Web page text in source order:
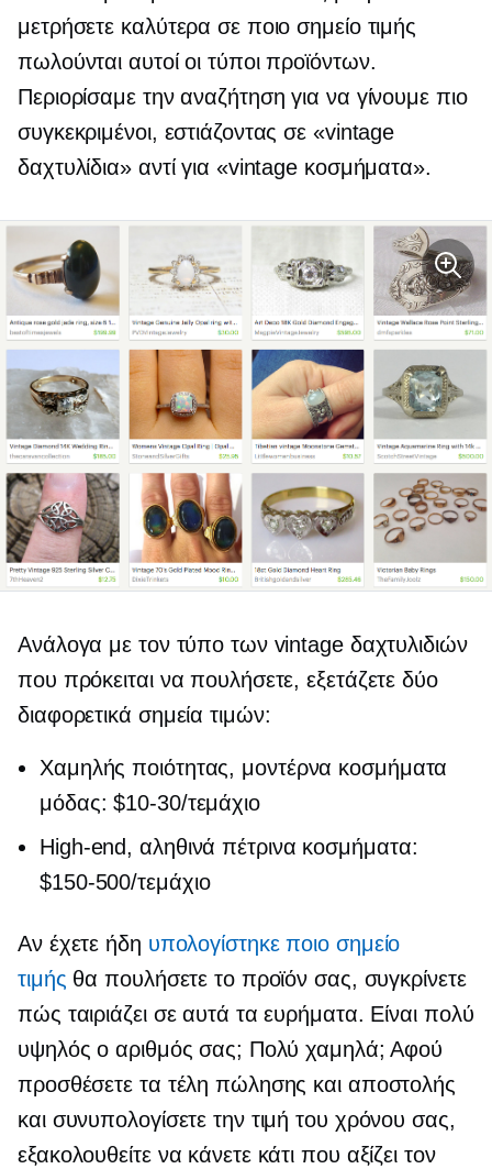
μετρήσετε καλύτερα σε ποιο σημείο τιμής
πωλούνται αυτοί οι τύποι προϊόντων.
Περιορίσαμε την αναζήτηση για να γίνουμε πιο
συγκεκριμένοι, εστιάζοντας σε «vintage
δαχτυλίδια» αντί για «vintage κοσμήματα».
Ανάλογα με τον τύπο των vintage δαχτυλιδιών
που πρόκειται να πουλήσετε, εξετάζετε δύο
διαφορετικά σημεία τιμών:
Χαμηλής ποιότητας, μοντέρνα κοσμήματα
μόδας:$10-30/τεμάχιο
High-end, αληθινά πέτρινα κοσμήματα:
$150-500/τεμάχιο
Αν έχετε ήδη υπολογίστηκε ποιο σημείο
τιμής θα πουλήσετε το προϊόν σας, συγκρίνετε
πώς ταιριάζει σε αυτά τα ευρήματα. Είναι πολύ
υψηλός ο αριθμός σας; Πολύ χαμηλά; Αφού
προσθέσετε τα τέλη πώλησης και αποστολής
και συνυπολογίσετε την τιμή του χρόνου σας,
εξακολουθείτε να κάνετε κάτι που αξίζει τον